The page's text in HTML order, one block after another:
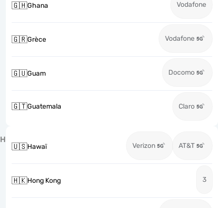
🇬🇭Ghana Vodafone
🇬🇷Grèce Vodafone
🇬🇺Guam Docomo
🇬🇹Guatemala Claro
H
🇺🇸Hawaï Verizon AT&T
🇭🇰Hong Kong 3